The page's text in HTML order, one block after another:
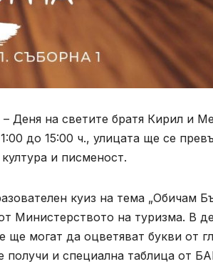
Деня на светите братя Кирил и
до 15:00 ч., улицата ще се
и писменост.
куиз на тема „Обичам
Министерството на туризма. В
ще могат да оцветяват букви от
получи и специална таблица от